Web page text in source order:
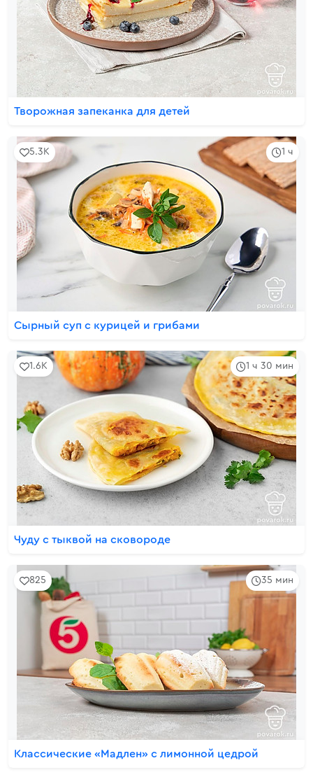
Творожная запеканка для детей
1 ч
5.3K
Сырный суп с курицей и грибами
1 ч 30 мин
1.6K
Чуду с тыквой на сковороде
35 мин
825
Классические «Мадлен» с лимонной цедрой